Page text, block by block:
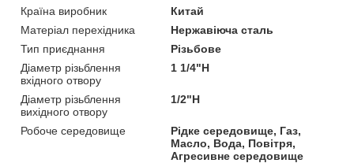
Країна виробник
Китай
Матеріал перехідника
Нержавіюча сталь
Тип приєднання
Різьбове
Діаметр різьблення
вхідного отвору
1 1/4"Н
Діаметр різьблення
вихідного отвору
1/2"Н
Робоче середовище
Рідке середовище, Газ,
Масло, Вода, Повітря,
Агресивне середовище